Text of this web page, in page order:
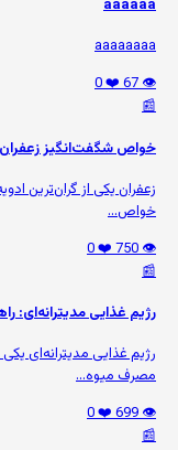
aaaaaa
aaaaaaaa
👁️ 67
❤️ 0
📰
خواص شگفت‌انگیز
زعفران یکی از گران‌ترین
خواص...
👁️ 750
❤️ 0
📰
رژیم غذایی مدیترانه‌ای:
رژیم غذایی مدیترانه‌ای
مصرف میوه‌...
👁️ 699
❤️ 0
📰